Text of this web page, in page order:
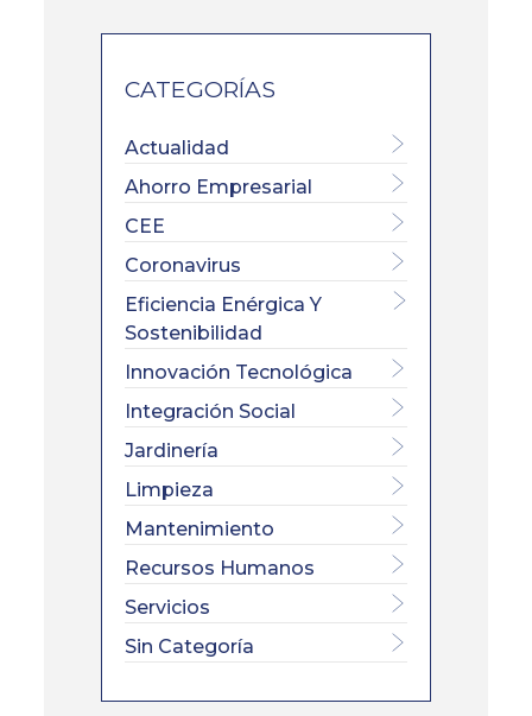
CATEGORÍAS
Actualidad
Ahorro Empresarial
CEE
Coronavirus
Eficiencia Enérgica Y
Sostenibilidad
Innovación Tecnológica
Integración Social
Jardinería
Limpieza
Mantenimiento
Recursos Humanos
Servicios
Sin Categoría